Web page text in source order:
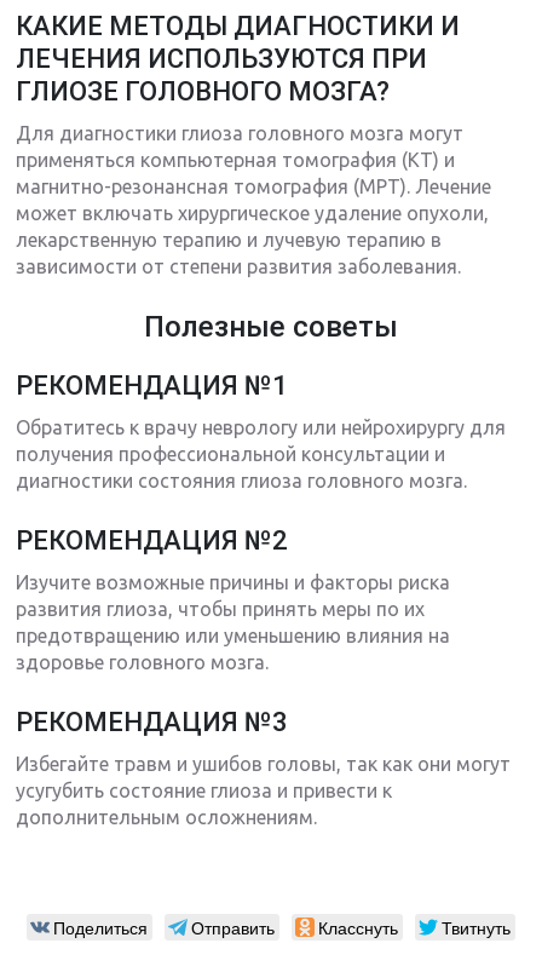
КАКИЕ МЕТОДЫ ДИАГНОСТИКИ И
ЛЕЧЕНИЯ ИСПОЛЬЗУЮТСЯ ПРИ
ГЛИОЗЕ ГОЛОВНОГО МОЗГА?
Для диагностики глиоза головного мозга могут
применяться компьютерная томография (КТ) и
магнитно-резонансная томография (МРТ). Лечение
может включать хирургическое удаление опухоли,
лекарственную терапию и лучевую терапию в
зависимости от степени развития заболевания.
Полезные советы
РЕКОМЕНДАЦИЯ №1
Обратитесь к врачу неврологу или нейрохирургу для
получения профессиональной консультации и
диагностики состояния глиоза головного мозга.
РЕКОМЕНДАЦИЯ №2
Изучите возможные причины и факторы риска
развития глиоза, чтобы принять меры по их
предотвращению или уменьшению влияния на
здоровье головного мозга.
РЕКОМЕНДАЦИЯ №3
Избегайте травм и ушибов головы, так как они могут
усугубить состояние глиоза и привести к
дополнительным осложнениям.
Поделиться Отправить Класснуть Твитнуть